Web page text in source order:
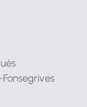
Fonsegrives